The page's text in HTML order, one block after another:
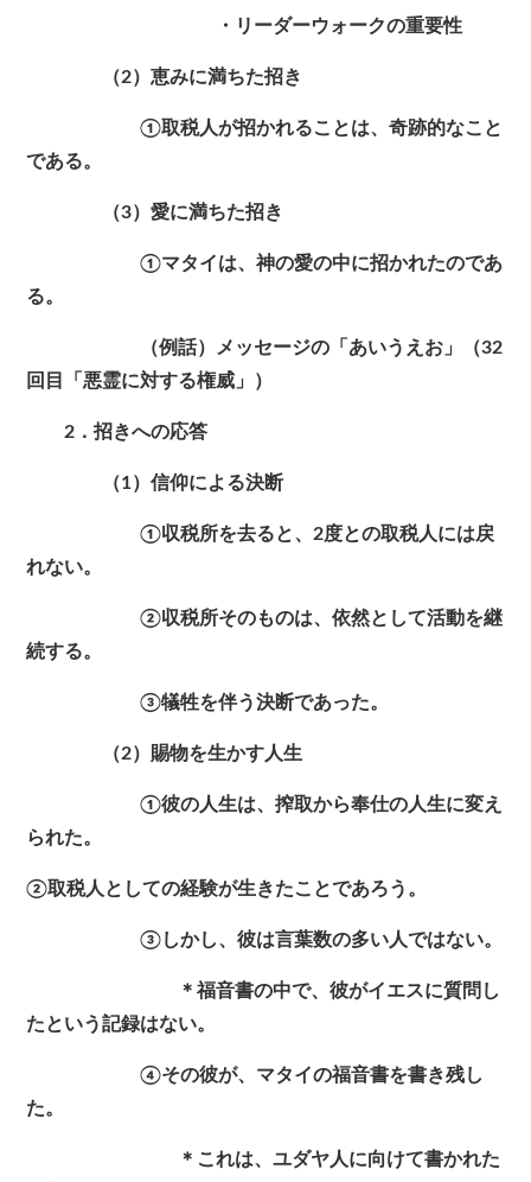
・リーダーウォークの重要性
（2）恵みに満ちた招き
①取税人が招かれることは、奇跡的なこと
である。
（3）愛に満ちた招き
①マタイは、神の愛の中に招かれたのであ
る。
（例話）メッセージの「あいうえお」（32
回目「悪霊に対する権威」）
2．招きへの応答
（1）信仰による決断
①収税所を去ると、2度との取税人には戻
れない。
②収税所そのものは、依然として活動を継
続する。
③犠牲を伴う決断であった。
（2）賜物を生かす人生
①彼の人生は、搾取から奉仕の人生に変え
られた。
②取税人としての経験が生きたことであろう。
③しかし、彼は言葉数の多い人ではない。
＊福音書の中で、彼がイエスに質問し
たという記録はない。
④その彼が、マタイの福音書を書き残し
た。
＊これは、ユダヤ人に向けて書かれた